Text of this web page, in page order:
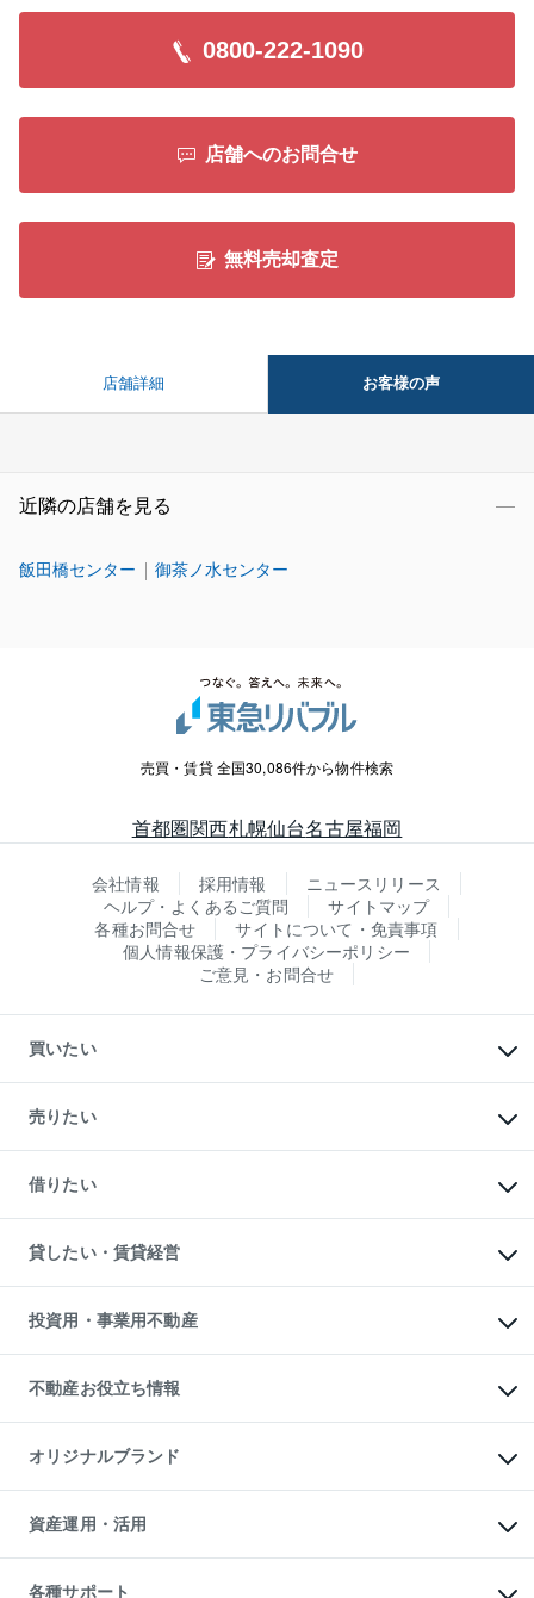
今後とも何卒よろしくお願い申し上げます。
閉じる
0800-222-1090
店舗へのお問合せ
無料売却査定
店舗詳細 お客様の声
近隣の店舗を見る
飯田橋センター 御茶ノ水センター
売買・賃貸 全国30,086件から物件検索
首都圏関西札幌仙台名古屋福岡
会社情報 採用情報
ニュースリリース
ヘルプ・よくあるご質問
サイトマップ
各種お問合せ
サイトについて・免責事項
個人情報保護・プライバシーポリシー
ご意見・お問合せ
買いたい
新築・分譲マンションの購入
中古マンションの購入
一戸建ての購入
中古一戸建ての購入
不動産購入の流れ
注目キーワード物件特集
購入ガイド
English 繁体中文簡体中文
売りたい
一戸建ての売却・査定
土地の売却・査定
スピードAI査定
不動産査定について
不動産売却の流れ
不動産買換えの流れ
売却ガイド
借りたい
オフィス・店舗の賃貸
借りるときの流れ
借りるガイド
貸したい・賃貸経営
マンション賃料データ
賃貸管理プラン
リロケーションについて
貸すガイド
投資用・事業用不動産
事業用不動産
マンション投資
投資用マンション
アパート経営
収益物件
ビル購入（ビル一棟）
投資用不動産の売却査定
事業用不動産の売却査定
不動産お役立ち情報
マンションライブラリー
人気マンションランキング
暮らしに役立つ不動産メディア
不動産相場・不動産価格情報
不動産コラム・ニュース
不動産用語集
オリジナルブランド
一棟リノベーションマンション
L`GENTE（ルジェンテ）
区分リノベーションマンション
投資用一棟レジデンスWELL
資産運用・活用
不動産M&A
各種サポート